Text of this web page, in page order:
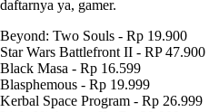
daftarnya ya, gamer.
Beyond: Two Souls - Rp 19.900
Star Wars Battlefront II - RP 47.900
Black Masa - Rp 16.599
Blasphemous - Rp 19.999
Kerbal Space Program - Rp 26.999